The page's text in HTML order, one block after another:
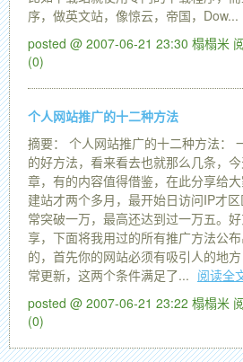
序，做英文站，像惊云，帝国，Dow...
posted @ 2007-06-21 23:30 榻榻米
(0)
个人网站推广的十二种方法
摘要： 个人网站推广的十二种方法：
的好方法，看来看去也就那么几条，
章，有的内容值得借鉴，在此分享给大
建站才两个多月，最开始日访问IP才
常突破一万，最高还达到过一万五。
享，下面将我用过的所有推广方法公
的，首先你的网站必须有吸引人的地
常更新，这两个条件满足了... 阅读全
posted @ 2007-06-21 23:22 榻榻米
(0)